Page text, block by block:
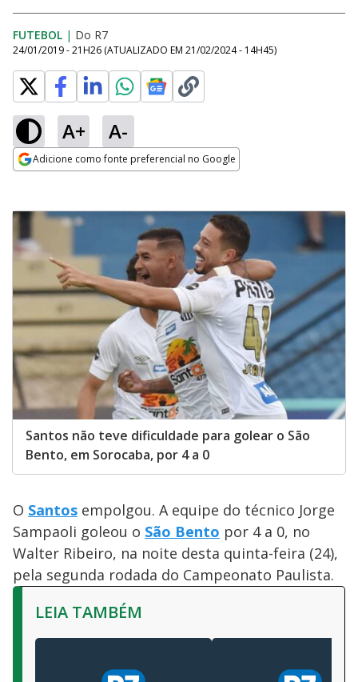
FUTEBOL | Do R7
24/01/2019 - 21H26 (ATUALIZADO EM 21/02/2024 - 14H45)
A+ A-
Adicione como fonte preferencial no Google
Santos não teve dificuldade para golear o São
Bento, em Sorocaba, por 4 a 0
O Santos empolgou. A equipe do técnico Jorge
Sampaoli goleou o São Bento por 4 a 0, no
Walter Ribeiro, na noite desta quinta-feira (24),
pela segunda rodada do Campeonato Paulista.
LEIA TAMBÉM